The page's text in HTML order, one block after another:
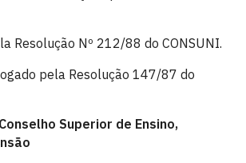
Resolução Nº 212/88 do CONSUNI.
pela Resolução 147/87 do
Superior de Ensino,